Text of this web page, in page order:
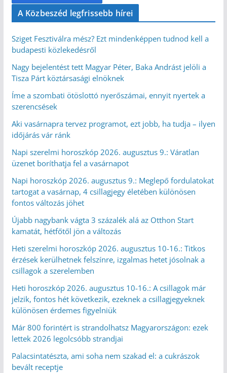
A Közbeszéd legfrissebb hírei
Sziget Fesztiválra mész? Ezt mindenképpen tudnod kell a
budapesti közlekedésről
Nagy bejelentést tett Magyar Péter, Baka Andrást jelöli a
Tisza Párt köztársasági elnöknek
Íme a szombati ötöslottó nyerőszámai, ennyit nyertek a
szerencsések
Aki vasárnapra tervez programot, ezt jobb, ha tudja – ilyen
időjárás vár ránk
Napi szerelmi horoszkóp 2026. augusztus 9.: Váratlan
üzenet boríthatja fel a vasárnapot
Napi horoszkóp 2026. augusztus 9.: Meglepő fordulatokat
tartogat a vasárnap, 4 csillagjegy életében különösen
fontos változás jöhet
Újabb nagybank vágta 3 százalék alá az Otthon Start
kamatát, hétfőtől jön a változás
Heti szerelmi horoszkóp 2026. augusztus 10-16.: Titkos
érzések kerülhetnek felszínre, izgalmas hetet jósolnak a
csillagok a szerelemben
Heti horoszkóp 2026. augusztus 10-16.: A csillagok már
jelzik, fontos hét következik, ezeknek a csillagjegyeknek
különösen érdemes figyelniük
Már 800 forintért is strandolhatsz Magyarországon: ezek
lettek 2026 legolcsóbb strandjai
Palacsintatészta, ami soha nem szakad el: a cukrászok
bevált receptje